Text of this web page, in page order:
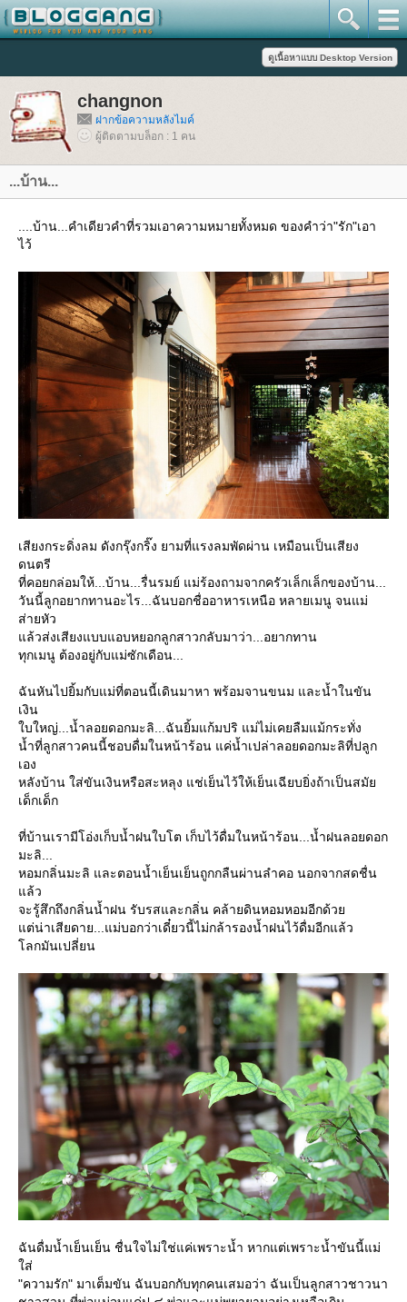
changnon
ฝากข้อความหลังไมค์
ผู้ติดตามบล็อก : 1 คน
...บ้าน...
....บ้าน...คำเดียวคำที่รวมเอาความหมายทั้งหมด ของคำว่า"รัก"เอา
ไว้
เสียงกระดิ่งลม ดังกรุ๊งกริ๊ง ยามที่แรงลมพัดผ่าน เหมือนเป็นเสียง
ดนตรี
ที่คอยกล่อมให้...บ้าน...รื่นรมย์ แม่ร้องถามจากครัวเล็กเล็กของบ้าน...
วันนี้ลูกอยากทานอะไร...ฉันบอกชื่ออาหารเหนือ หลายเมนู จนแม่
ส่ายหัว
ล้วส่งเสียงแบบแอบหยอกลูกสาวกลับมาว่า...อยากทาน
ทุกเมนู ต้องอยู่กับแม่ซักเดือน...
ฉันหันไปยิ้มกับแม่ที่ตอนนี้เดินมาหา พร้อมจานขนม และน้ำในขัน
เงิน
บใหญ่...น้ำลอยดอกมะลิ...ฉันยิ้มแก้มปริ แม่ไม่เคยลืมแม้กระทั่ง
น้ำที่ลูกสาวคนนี้ชอบดื่มในหน้าร้อน แค่น้ำเปล่าลอยดอกมะลิที่ปลูก
เอง
หลังบ้าน ใส่ขันเงินหรือสะหลุง แช่เย็นไว้ให้เย็นเฉียบยิ่งถ้าเป็นสมั
เด็กเด็ก
ที่บ้านเรามีโอ่งเก็บน้ำฝนใบโต เก็บไว้ดื่มในหน้าร้อน...น้ำฝนลอยดอก
มะลิ...
หอมกลิ่นมะลิ และตอนน้ำเย็นเย็นถูกกลืนผ่านลำคอ นอกจากสดชื่น
ล้ว
จะรู้สึกถึงกลิ่นน้ำฝน รับรสและกลิ่น คล้ายดินหอมหอมอีกด้ว
ต่น่าเสียดาย...แม่บอกว่าเดี๋ยวนี้ไม่กล้ารองน้ำฝนไว้ดื่มอีกแล้ว
ลกมันเปลี่ยน
ฉันดื่มน้ำเย็นเย็น ชื่นใจไม่ใช่แค่เพราะน้ำ หากแต่เพราะน้ำขันนี้แม่
ส่
"ความรัก" มาเต็มขัน ฉันบอกกับทุกคนเสมอว่า ฉันเป็นลูกสาวชาวนา